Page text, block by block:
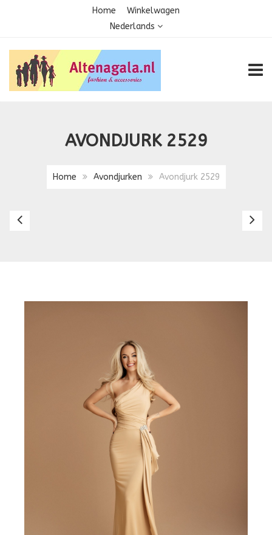
Home
Winkelwagen
Nederlands
AVONDJURK 2529
Home Avondjurken Avondjurk 2529
Avondjurk